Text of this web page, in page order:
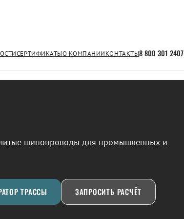
СЕРТИФИКАТЫО КОМПАНИИКОНТАКТЫ8 800 301 2407
Применение Продукция
литые шинопроводы для промышленных и
ТРАССЫ ЗАПРОСИТЬ РАСЧЁТ